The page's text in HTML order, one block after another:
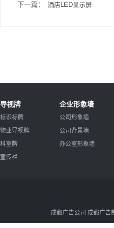
下一篇：
酒店LED显示屏
导视牌
标识标牌
物业导视牌
科室牌
宣传栏
企业形象墙
公司形象墙
公司背景墙
办公室形象墙
成都广告公司 成都广